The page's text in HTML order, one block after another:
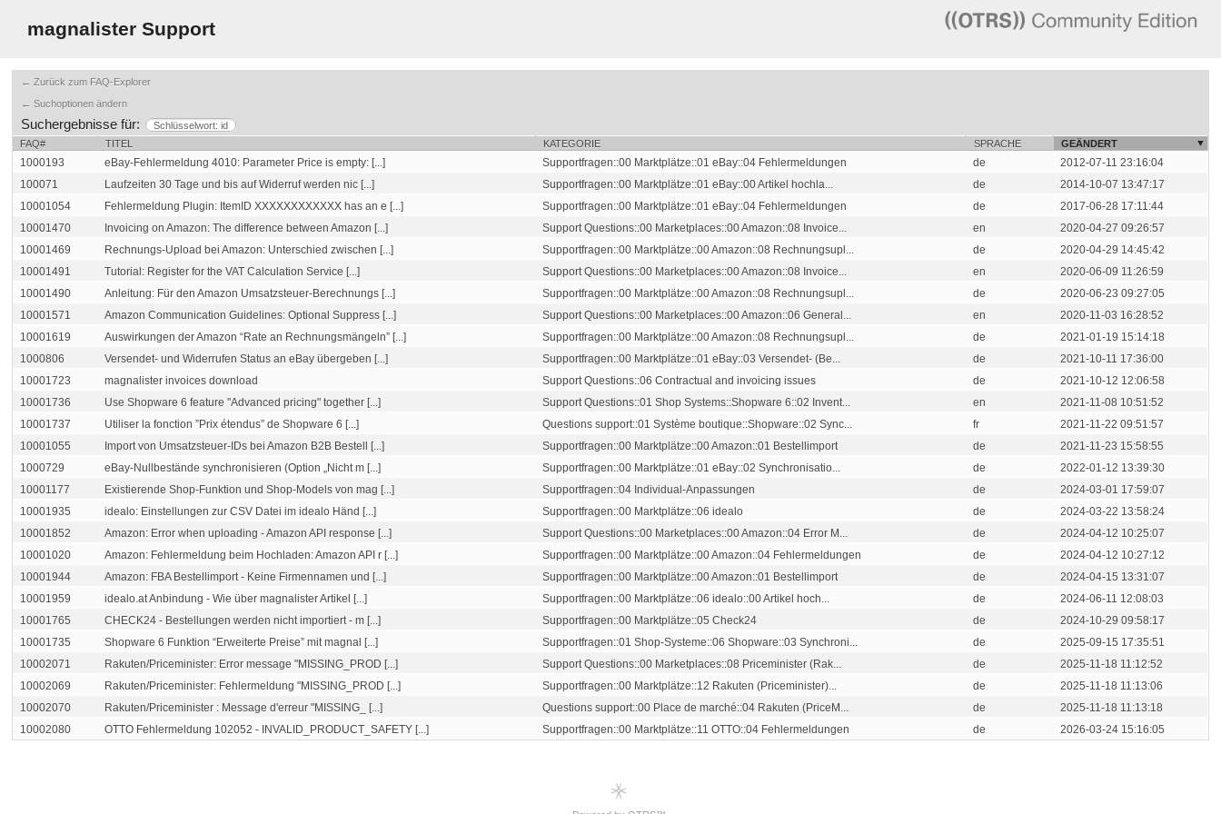
magnalister Support
← Zurück zum FAQ-Explorer
← Suchoptionen ändern
Suchergebnisse für:
Schlüsselwort: id
FAQ#
TITEL KATEGORIE SPRACHE GEÄNDERT
1000193 eBay-Fehlermeldung 4010: Parameter Price is empty: [...] Supportfragen::00 Marktplätze::01 eBay::04 Fehlermeldungen de
2012-07-11 23:16:04
100071
Laufzeiten 30 Tage und bis auf Widerruf werden nic [...] Supportfragen::00 Marktplätze::01 eBay::00 Artikel hochla... de
2014-10-07 13:47:17
10001054
Fehlermeldung Plugin: ItemID XXXXXXXXXXXX has an e [...] Supportfragen::00 Marktplätze::01 eBay::04 Fehlermeldungen de
2017-06-28 17:11:44
10001470
Invoicing on Amazon: The difference between Amazon [...] Support Questions::00 Marketplaces::00 Amazon::08 Invoice... en
2020-04-27 09:26:57
10001469
Rechnungs-Upload bei Amazon: Unterschied zwischen [...] Supportfragen::00 Marktplätze::00 Amazon::08 Rechnungsupl... de
2020-04-29 14:45:42
10001491
Tutorial: Register for the VAT Calculation Service [...] Support Questions::00 Marketplaces::00 Amazon::08 Invoice... en
2020-06-09 11:26:59
10001490
Anleitung: Für den Amazon Umsatzsteuer-Berechnungs [...] Supportfragen::00 Marktplätze::00 Amazon::08 Rechnungsupl... de
2020-06-23 09:27:05
10001571
Amazon Communication Guidelines: Optional Suppress [...] Support Questions::00 Marketplaces::00 Amazon::06 General... en
2020-11-03 16:28:52
10001619
Auswirkungen der Amazon “Rate an Rechnungsmängeln” [...] Supportfragen::00 Marktplätze::00 Amazon::08 Rechnungsupl... de
2021-01-19 15:14:18
1000806
Versendet- und Widerrufen Status an eBay übergeben [...] Supportfragen::00 Marktplätze::01 eBay::03 Versendet- (Be... de
2021-10-11 17:36:00
10001723
magnalister invoices download Support Questions::06 Contractual and invoicing issues de
2021-10-12 12:06:58
10001736
Use Shopware 6 feature "Advanced pricing" together [...] Support Questions::01 Shop Systems::Shopware 6::02 Invent... en
2021-11-08 10:51:52
10001737
Utiliser la fonction ”Prix étendus” de Shopware 6 [...] Questions support::01 Système boutique::Shopware::02 Sync... fr
2021-11-22 09:51:57
10001055
Import von Umsatzsteuer-IDs bei Amazon B2B Bestell [...] Supportfragen::00 Marktplätze::00 Amazon::01 Bestellimport de
2021-11-23 15:58:55
1000729
eBay-Nullbestände synchronisieren (Option „Nicht m [...] Supportfragen::00 Marktplätze::01 eBay::02 Synchronisatio... de
2022-01-12 13:39:30
10001177
Existierende Shop-Funktion und Shop-Models von mag [...] Supportfragen::04 Individual-Anpassungen de
2024-03-01 17:59:07
10001935
idealo: Einstellungen zur CSV Datei im idealo Händ [...] Supportfragen::00 Marktplätze::06 idealo de
2024-03-22 13:58:24
10001852
Amazon: Error when uploading - Amazon API response [...] Support Questions::00 Marketplaces::00 Amazon::04 Error M... de
2024-04-12 10:25:07
10001020
Amazon: Fehlermeldung beim Hochladen: Amazon API r [...] Supportfragen::00 Marktplätze::00 Amazon::04 Fehlermeldungen de
2024-04-12 10:27:12
10001944
Amazon: FBA Bestellimport - Keine Firmennamen und [...] Supportfragen::00 Marktplätze::00 Amazon::01 Bestellimport de
2024-04-15 13:31:07
10001959
idealo.at Anbindung - Wie über magnalister Artikel [...] Supportfragen::00 Marktplätze::06 idealo::00 Artikel hoch... de
2024-06-11 12:08:03
10001765
CHECK24 - Bestellungen werden nicht importiert - m [...] Supportfragen::00 Marktplätze::05 Check24 de
2024-10-29 09:58:17
10001735
Shopware 6 Funktion “Erweiterte Preise” mit magnal [...] Supportfragen::01 Shop-Systeme::06 Shopware::03 Synchroni... de
2025-09-15 17:35:51
10002071
Rakuten/Priceminister: Error message "MISSING_PROD [...] Support Questions::00 Marketplaces::08 Priceminister (Rak... de
2025-11-18 11:12:52
10002069
Rakuten/Priceminister: Fehlermeldung "MISSING_PROD [...] Supportfragen::00 Marktplätze::12 Rakuten (Priceminister)... de
2025-11-18 11:13:06
10002070
Rakuten/Priceminister : Message d'erreur "MISSING_ [...] Questions support::00 Place de marché::04 Rakuten (PriceM... de
2025-11-18 11:13:18
10002080
OTTO Fehlermeldung 102052 - INVALID_PRODUCT_SAFETY [...] Supportfragen::00 Marktplätze::11 OTTO::04 Fehlermeldungen de 2026-03-24 15:16:05